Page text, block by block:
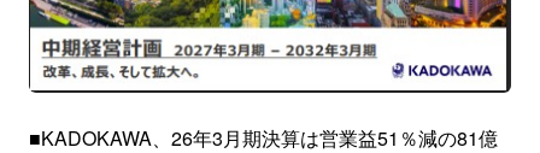
■KADOKAWA、26年3月期決算は営業益51％減の81億